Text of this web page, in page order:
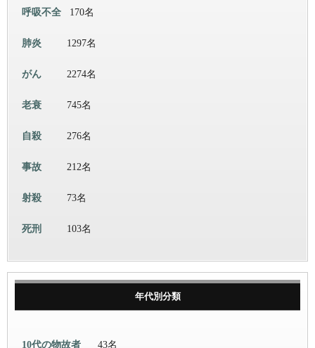
呼吸不全 170名
肺炎 1297名
がん 2274名
老衰 745名
自殺 276名
事故 212名
射殺 73名
死刑 103名
年代別分類
10代の物故者 43名